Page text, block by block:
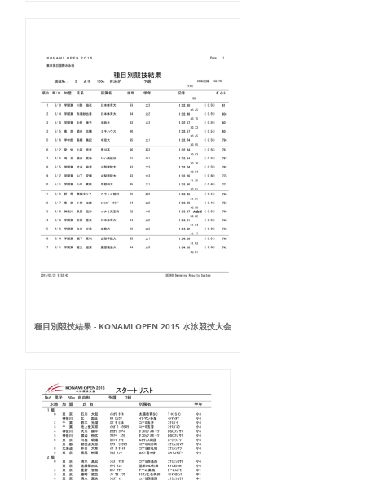
種目別競技結果 - KONAMI OPEN 2015 水泳競技大会